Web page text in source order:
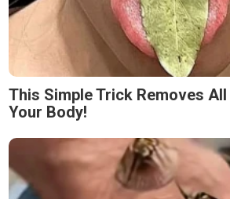
This Simple Trick Removes
Your Body!